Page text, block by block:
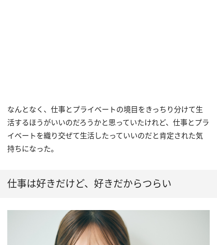
なんとなく、仕事とプライベートの境目をきっちり分けて生
活するほうがいいのだろうかと思っていたけれど、仕事とプラ
イベートを織り交ぜて生活したっていいのだと肯定された気
持ちになった。
仕事は好きだけど、好きだからつらい